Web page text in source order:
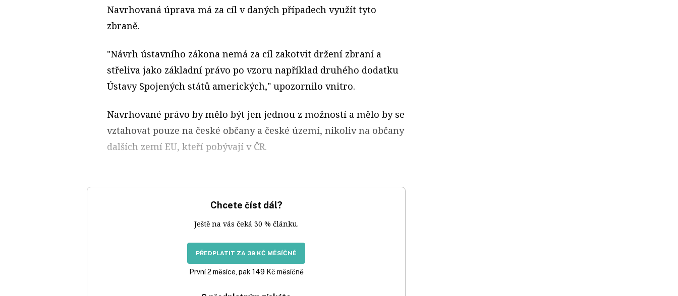
Navrhovaná úprava má za cíl v daných případech využít tyto
zbraně.
"Návrh ústavního zákona nemá za cíl zakotvit držení zbraní a
střeliva jako základní právo po vzoru například druhého dodatku
Ústavy Spojených států amerických," upozornilo vnitro.
Navrhované právo by mělo být jen jednou z možností a mělo by se
vztahovat pouze na české občany a české území, nikoliv na občany
dalších zemí EU, kteří pobývají v ČR.
Chcete číst dál?
Ještě na vás čeká 30 % článku.
PŘEDPLATIT ZA 39 KČ MĚSÍČNĚ
První 2 měsíce, pak 149 Kč měsíčně